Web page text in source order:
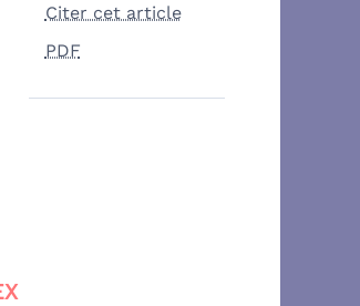
Citer cet article
PDF